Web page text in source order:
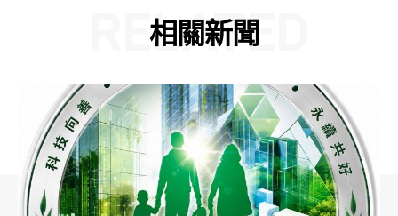
相關新聞
RELATED